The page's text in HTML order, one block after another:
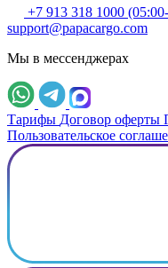
+7 913 318 1000
support@papacargo.com
Мы в мессенджерах
Тарифы Договор оферты
Пользовательское